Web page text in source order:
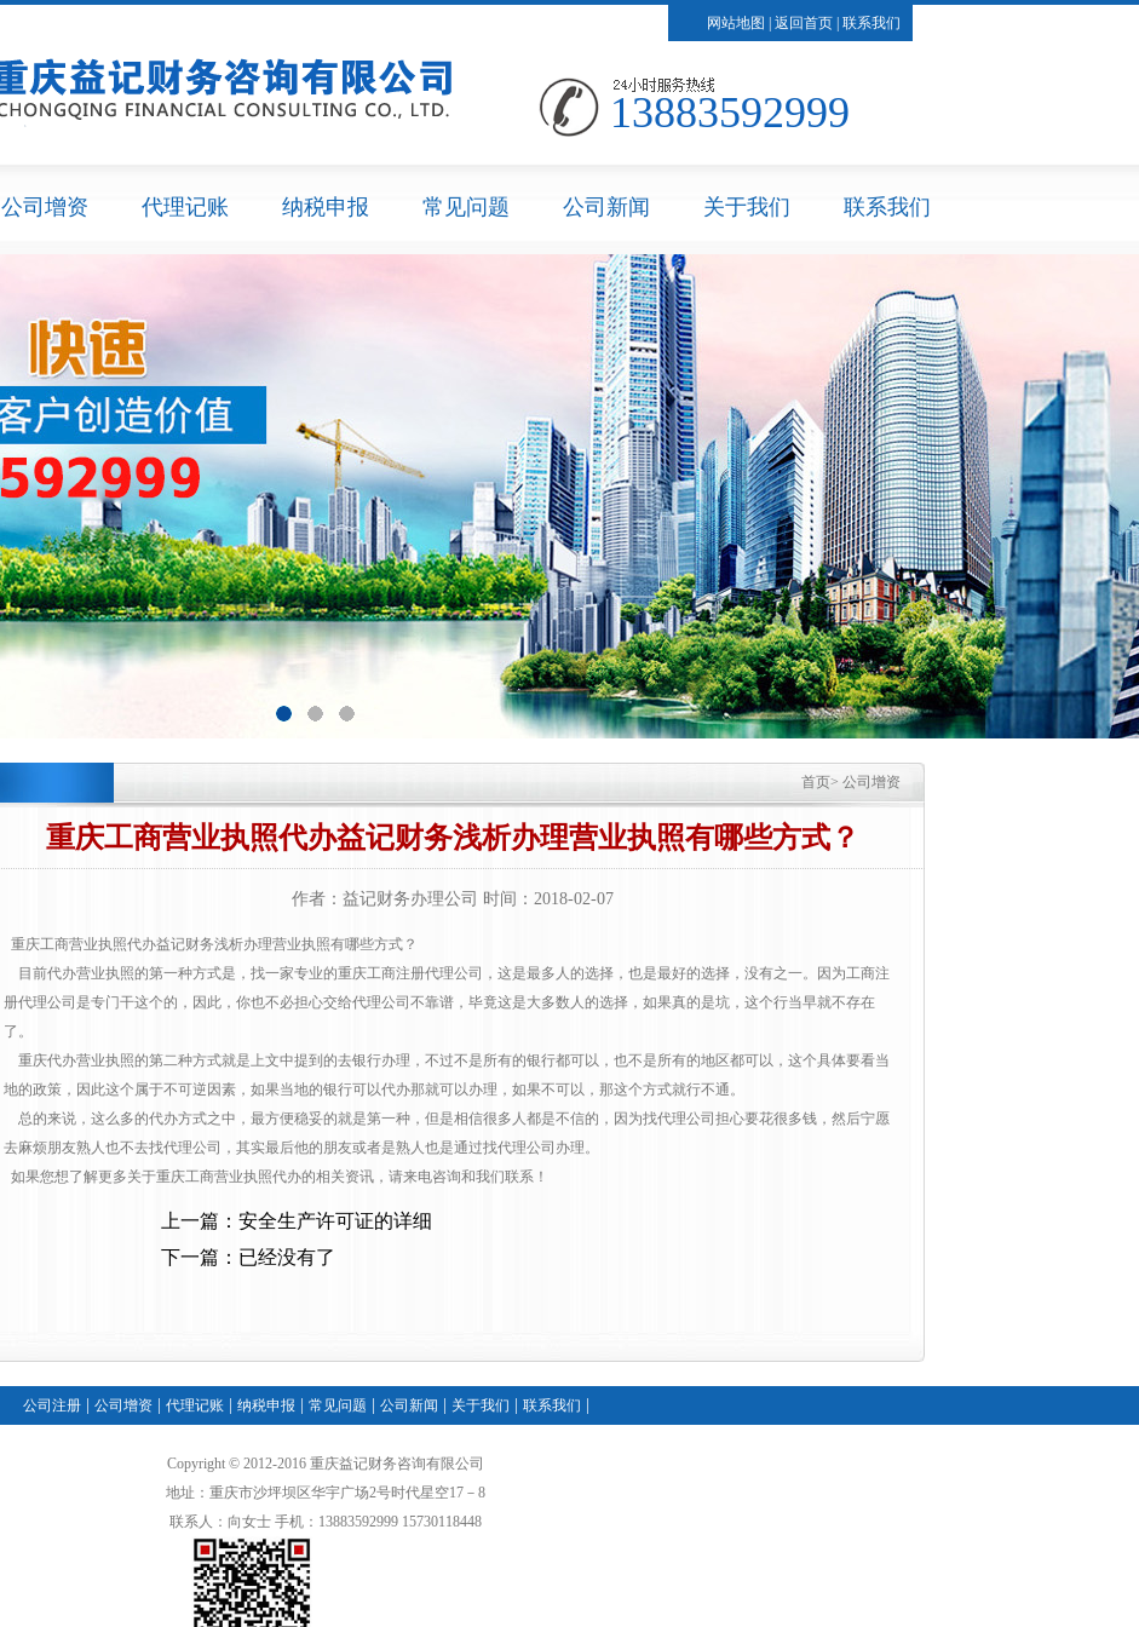
联系我们
返回首页
网站地图
13883592999
公司增资 代理记账 纳税申报 常见问题 公司新闻 关于我们 联系我们
首页> 公司增资
重庆工商营业执照代办益记财务浅析办理营业执照有哪些方式？
作者：益记财务办理公司 时间：2018-02-07
重庆工商营业执照代办益记财务浅析办理营业执照有哪些方式？
目前代办营业执照的第一种方式是，找一家专业的重庆工商注册代理公司，这是最多人的选择，也是最好的选择，没有之一。因为工商注
册代理公司是专门干这个的，因此，你也不必担心交给代理公司不靠谱，毕竟这是大多数人的选择，如果真的是坑，这个行当早就不存在
了。
重庆代办营业执照的第二种方式就是上文中提到的去银行办理，不过不是所有的银行都可以，也不是所有的地区都可以，这个具体要看当
地的政策，因此这个属于不可逆因素，如果当地的银行可以代办那就可以办理，如果不可以，那这个方式就行不通。
总的来说，这么多的代办方式之中，最方便稳妥的就是第一种，但是相信很多人都是不信的，因为找代理公司担心要花很多钱，然后宁愿
去麻烦朋友熟人也不去找代理公司，其实最后他的朋友或者是熟人也是通过找代理公司办理。
如果您想了解更多关于重庆工商营业执照代办的相关资讯，请来电咨询和我们联系！
上一篇：安全生产许可证的详细
下一篇：已经没有了
公司注册 公司增资 代理记账 纳税申报 常见问题 公司新闻 关于我们 联系我们
Copyright © 2012-2016 重庆益记财务咨询有限公司
地址：重庆市沙坪坝区华宇广场2号时代星空17－8
联系人：向女士 手机：13883592999 15730118448